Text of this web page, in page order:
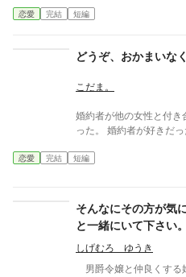
しまいました。私の心
恋の人が妹を愛している
時、そして今。三度もの
んでした。
恋愛 完結 短編
どうぞ、おかまいなく
こだま。
婚約者が他の女性と付き
った。 婚約者が好きだっ
恋愛 完結 短編
そんなにその方が気
と一緒にいて下さい
関わりませんので……
しげむろ ゆうき
男爵令嬢と仲良くする